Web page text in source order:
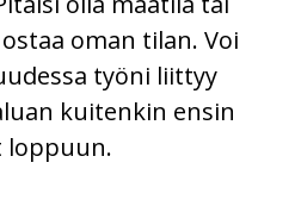
oman tilan. Voi
työni liittyy
kuitenkin ensin
loppuun.